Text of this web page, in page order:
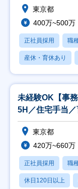
東京都
400万~500万
正社員採用 職
産休・育休あり
未経験OK【事
5H／住宅手当
実！
東京都
420万~660万
正社員採用 職
休日120日以上